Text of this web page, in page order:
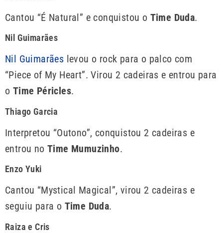
Cantou “É Natural” e conquistou o Time Duda.
Nil Guimarães
Nil Guimarães levou o rock para o palco com
“Piece of My Heart”. Virou 2 cadeiras e entrou para
o Time Péricles.
Thiago Garcia
Interpretou “Outono”, conquistou 2 cadeiras e
entrou noTime Mumuzinho.
Enzo Yuki
Cantou “Mystical Magical”, virou 2 cadeiras e
seguiu para o Time Duda.
Raiza e Cris